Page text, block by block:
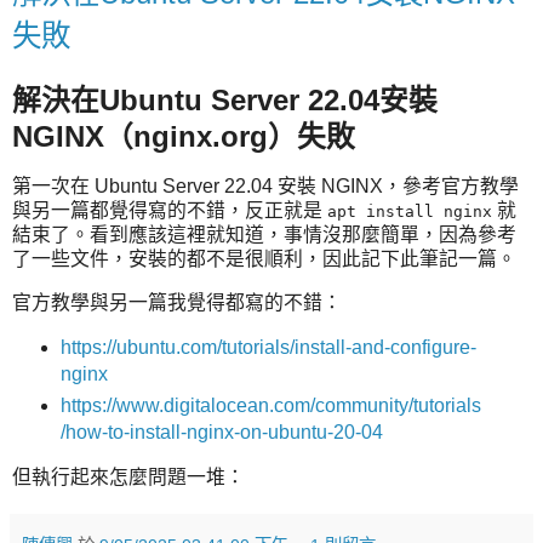
失敗
解決在Ubuntu Server 22.04安裝
NGINX（nginx.org）失敗
第一次在 Ubuntu Server 22.04 安裝 NGINX，參考官方教學
與另一篇都覺得寫的不錯，反正就是 apt install nginx 就
結束了。看到應該這裡就知道，事情沒那麼簡單，因為參考
了一些文件，安裝的都不是很順利，因此記下此筆記一篇。
官方教學與另一篇我覺得都寫的不錯：
https://ubuntu.com/tutorials/install-and-configure-
nginx
https://www.digitalocean.com/community/tutorials
/how-to-install-nginx-on-ubuntu-20-04
但執行起來怎麼問題一堆：